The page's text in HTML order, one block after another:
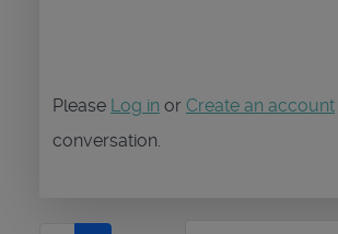
Please Log in or Create an account
conversation.